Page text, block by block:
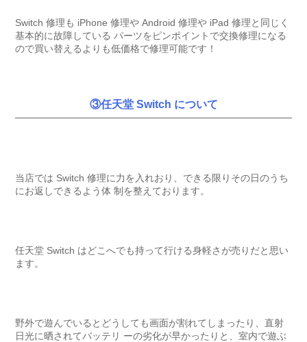
Switch 修理も iPhone 修理や Android 修理や iPad 修理と同じく
基本的に故障している パーツをピンポイントで交換修理になる
ので買い替えるよりも低価格で修理可能です！
③任天堂 Switch について
当店では Switch 修理に力を入れおり、できる限りその日のうち
にお返しできるよう体 制を整えております。
任天堂 Switch はどこへでも持って行ける身軽さが売りだと思い
ます。
野外で遊んでいるとどうしても画面が割れてしまったり、直射
日光に晒されてバッテリ ーの劣化が早かったりと、室内で遊ぶ